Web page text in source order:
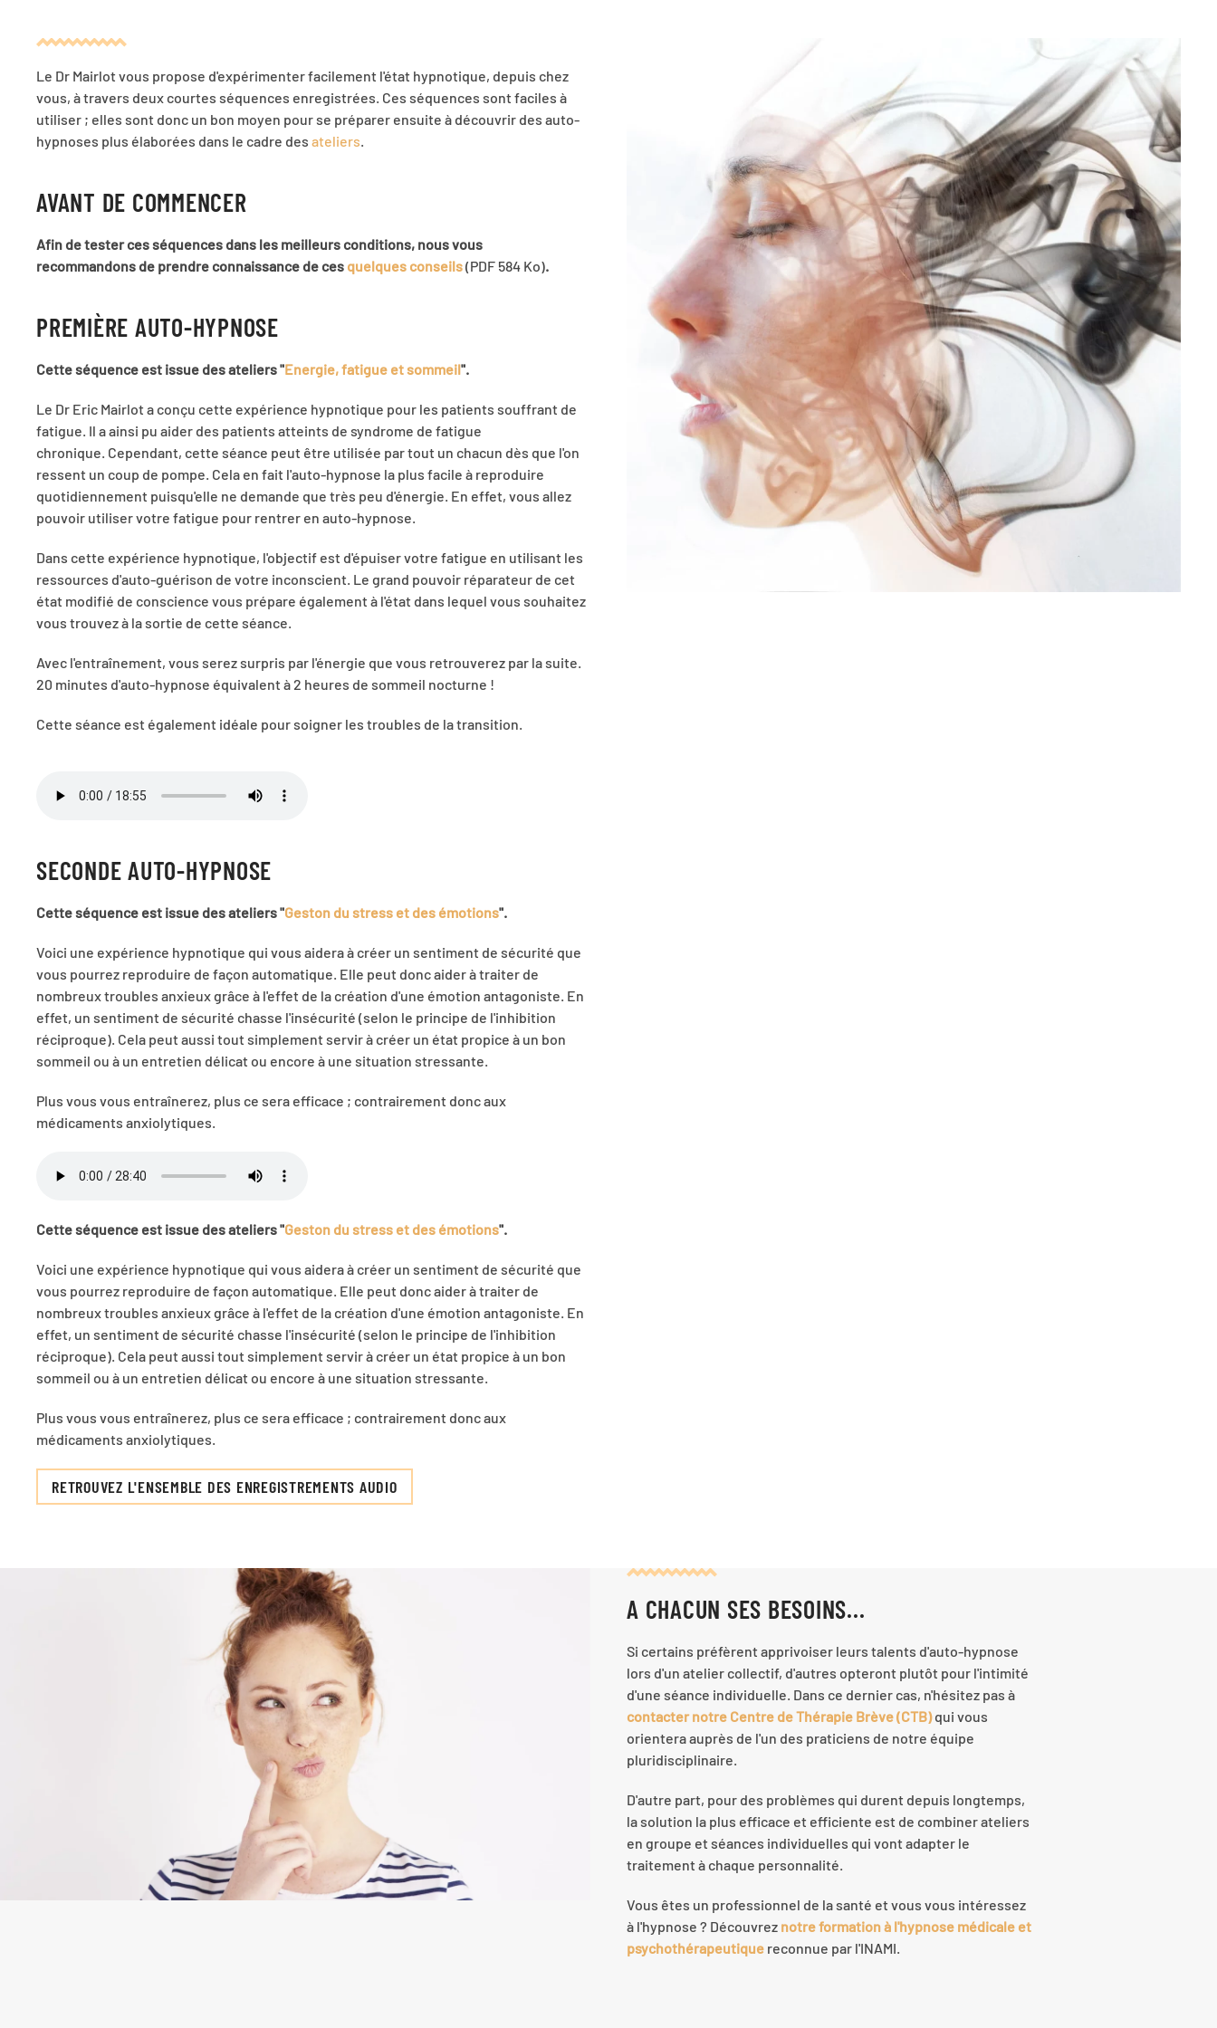
Le Dr Mairlot vous propose d'expérimenter facilement l'état hypnotique, depuis chez
vous, à travers deux courtes séquences enregistrées. Ces séquences sont faciles à
utiliser ; elles sont donc un bon moyen pour se préparer ensuite à découvrir des auto-
hypnoses plus élaborées dans le cadre des ateliers.
AVANT DE COMMENCER
Afin de tester ces séquences dans les meilleurs conditions, nous vous
recommandons de prendre connaissance de ces quelques conseils(PDF 584 Ko).
PREMIÈRE AUTO-HYPNOSE
Cette séquence est issue des ateliers "Energie, fatigue et sommeil".
Le Dr Eric Mairlot a conçu cette expérience hypnotique pour les patients souffrant de
fatigue. Il a ainsi pu aider des patients atteints de syndrome de fatigue
chronique. Cependant, cette séance peut être utilisée par tout un chacun dès que l'on
ressent un coup de pompe. Cela en fait l'auto-hypnose la plus facile à reproduire
quotidiennement puisqu'elle ne demande que très peu d'énergie. En effet, vous allez
pouvoir utiliser votre fatigue pour rentrer en auto-hypnose.
Dans cette expérience hypnotique, l'objectif est d'épuiser votre fatigue en utilisant les
ressources d'auto-guérison de votre inconscient. Le grand pouvoir réparateur de cet
état modifié de conscience vous prépare également à l'état dans lequel vous souhaitez
vous trouvez à la sortie de cette séance.
Avec l'entraînement, vous serez surpris par l'énergie que vous retrouverez par la suite.
20 minutes d'auto-hypnose équivalent à 2 heures de sommeil nocturne !
Cette séance est également idéale pour soigner les troubles de la transition.
SECONDE AUTO-HYPNOSE
Cette séquence est issue des ateliers "Geston du stress et des émotions".
Voici une expérience hypnotique qui vous aidera à créer un sentiment de sécurité que
vous pourrez reproduire de façon automatique. Elle peut donc aider à traiter de
nombreux troubles anxieux grâce à l'effet de la création d'une émotion antagoniste. En
effet, un sentiment de sécurité chasse l'insécurité (selon le principe de l'inhibition
réciproque). Cela peut aussi tout simplement servir à créer un état propice à un bon
sommeil ou à un entretien délicat ou encore à une situation stressante.
Plus vous vous entraînerez, plus ce sera efficace ; contrairement donc aux
médicaments anxiolytiques.
Cette séquence est issue des ateliers "Geston du stress et des émotions".
Voici une expérience hypnotique qui vous aidera à créer un sentiment de sécurité que
vous pourrez reproduire de façon automatique. Elle peut donc aider à traiter de
nombreux troubles anxieux grâce à l'effet de la création d'une émotion antagoniste. En
effet, un sentiment de sécurité chasse l'insécurité (selon le principe de l'inhibition
réciproque). Cela peut aussi tout simplement servir à créer un état propice à un bon
sommeil ou à un entretien délicat ou encore à une situation stressante.
Plus vous vous entraînerez, plus ce sera efficace ; contrairement donc aux
médicaments anxiolytiques.
RETROUVEZ L'ENSEMBLE DES ENREGISTREMENTS AUDIO
A CHACUN SES BESOINS...
Si certains préfèrent apprivoiser leurs talents d'auto-hypnose
lors d'un atelier collectif, d'autres opteront plutôt pour l'intimité
d'une séance individuelle. Dans ce dernier cas, n'hésitez pas à
contacter notre Centre de Thérapie Brève (CTB)qui vous
orientera auprès de l'un des praticiens de notre équipe
pluridisciplinaire.
D'autre part, pour des problèmes qui durent depuis longtemps,
la solution la plus efficace et efficiente est de combiner ateliers
en groupe et séances individuelles qui vont adapter le
traitement à chaque personnalité.
Vous êtes un professionnel de la santé et vous vous intéressez
à l'hypnose ? Découvrez notre formation à l'hypnose médicale et
psychothérapeutique reconnue par l'INAMI.